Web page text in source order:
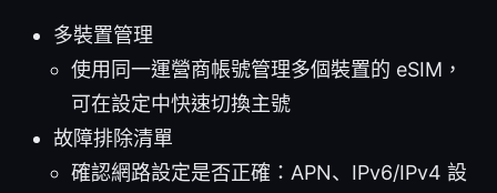
多裝置管理
使用同一運營商帳號管理多個裝置的 eSIM，
可在設定中快速切換主號
故障排除清單
確認網路設定是否正確：APN、IPv6/IPv4 設